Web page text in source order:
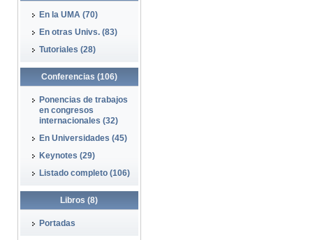
En la UMA (70)
En otras Univs. (83)
Tutoriales (28)
Conferencias (106)
Ponencias de trabajos
en congresos
internacionales (32)
En Universidades (45)
Keynotes (29)
Listado completo (106)
Libros (8)
Portadas